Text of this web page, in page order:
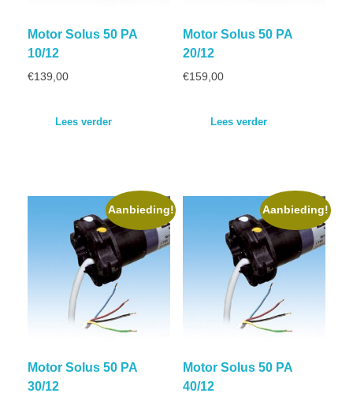
Motor Solus 50 PA
10/12
€139,00
Lees verder
Motor Solus 50 PA
20/12
€159,00
Lees verder
Aanbieding!
Motor Solus 50 PA
30/12
Aanbieding!
Motor Solus 50 PA
40/12